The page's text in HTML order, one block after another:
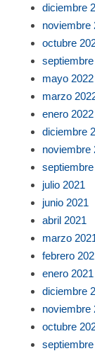
diciembre
noviembre
octubre
mayo 2022
marzo
enero 2022
diciembre
noviembre
julio 2021
junio 2021
abril 2021
marzo
febrero
enero 2021
diciembre
noviembre
octubre